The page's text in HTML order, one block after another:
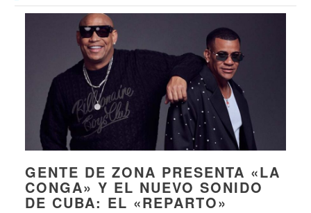
GENTE DE ZONA PRESENTA «LA
CONGA» Y EL NUEVO SONIDO
DE CUBA: EL «REPARTO»